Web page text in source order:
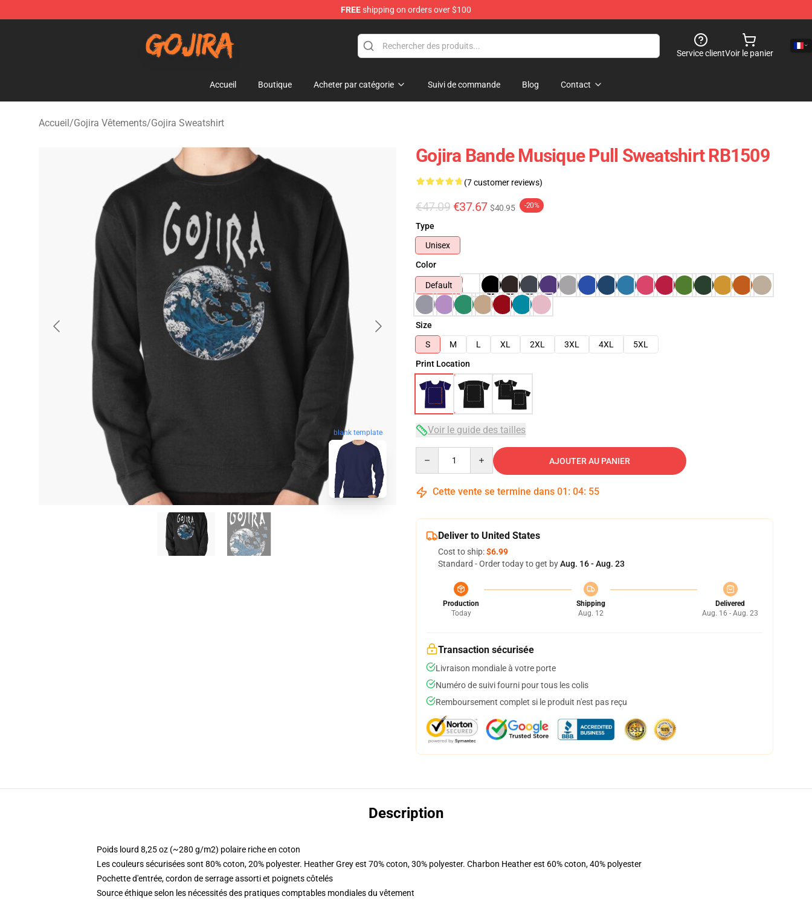
FREEshipping on orders over $100
Service clientVoir le panier
Accueil Boutique Acheter par catégorie Suivi de commande Blog Contact
Accueil/Gojira Vêtements/Gojira Sweatshirt
blank template
Gojira Bande Musique Pull Sweatshirt RB1509
(7 customer reviews)
€47.09 €37.67 $40.95 -20%
Type
Unisex
Color
Default
Size
S
M L XL 2XL 3XL 4XL
5XL
Print Location
Voir le guide des tailles
AJOUTER AU PANIER
Cette vente se termine dans 01 : 04: 54
Deliver to United States
Cost to ship:$6.99
Standard - Order today to get byAug. 16 - Aug. 23
Production
Today
Shipping
Aug. 12
Delivered
Aug. 16 - Aug. 23
Transaction sécurisée
Livraison mondiale à votre porte
Numéro de suivi fourni pour tous les colis
Remboursement complet si le produit n'est pas reçu
Description
Poids lourd 8,25 oz (~280 g/m2) polaire riche en coton
Les couleurs sécurisées sont 80% coton, 20% polyester. Heather Grey est 70% coton, 30% polyester. Charbon Heather est 60% coton, 40% polyester
Pochette d'entrée, cordon de serrage assorti et poignets côtelés
Source éthique selon les nécessités des pratiques comptables mondiales du vêtement